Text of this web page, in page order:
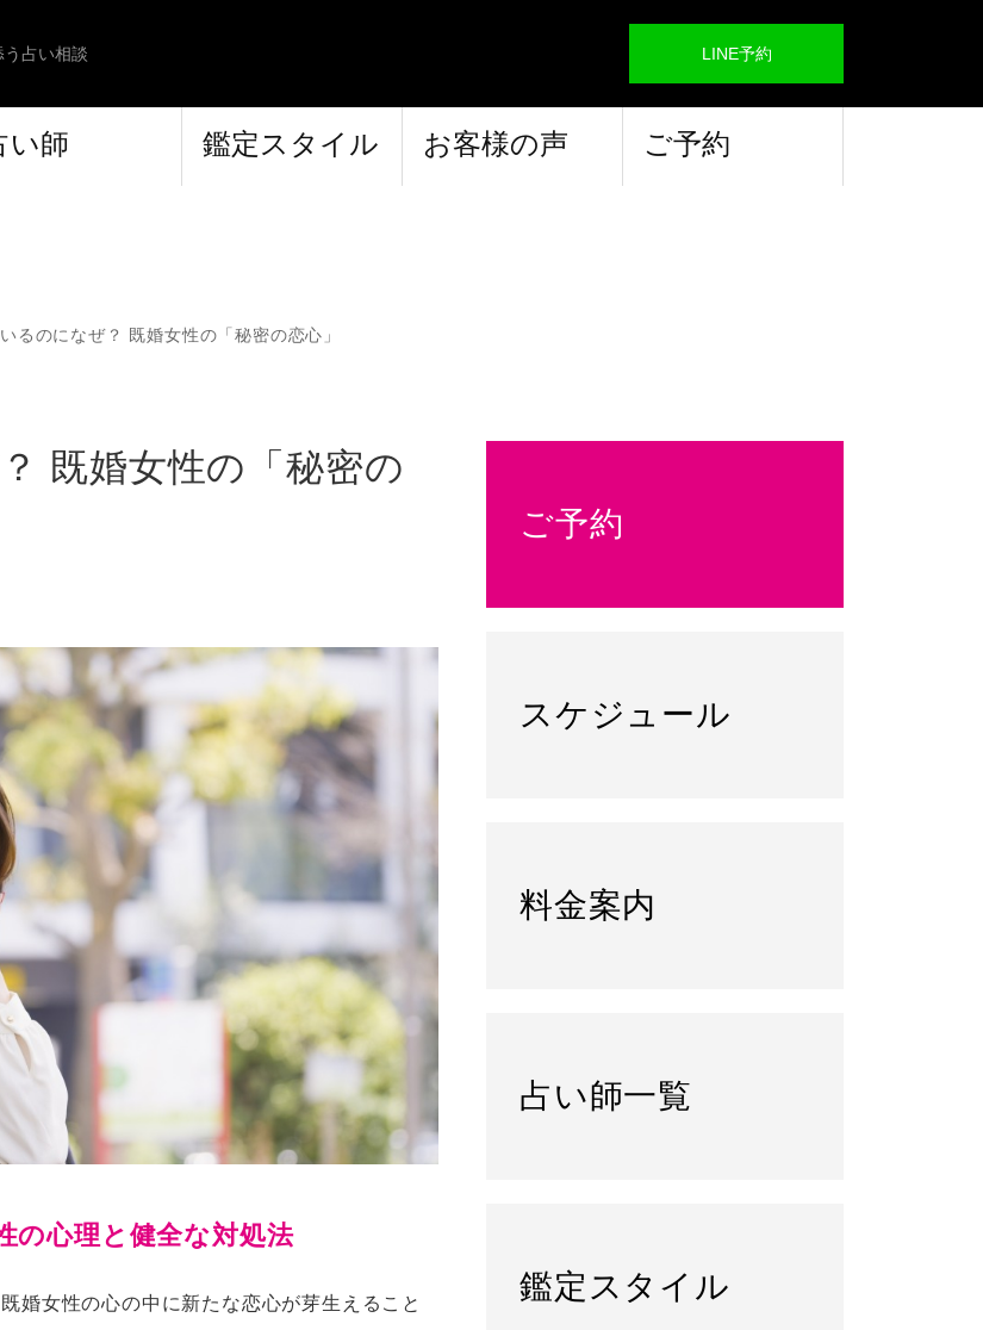
占い相談 LINE予約
い師 鑑定スタイル お客様の声 ご予約
るのになぜ？ 既婚女性の「秘密の恋心」
既婚女性の「秘密の
の心理と健全な対処法
婚女性の心の中に新たな恋心が芽生えること
ご予約
スケジュール
料金案内
占い師一覧
鑑定スタイル